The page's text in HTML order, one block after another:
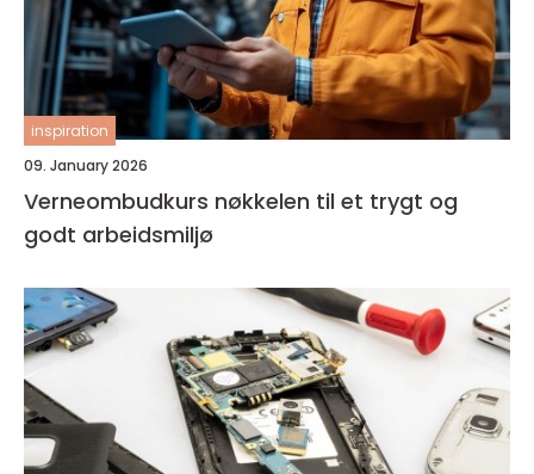
inspiration
09. January 2026
Verneombudkurs nøkkelen til et trygt og
godt arbeidsmiljø